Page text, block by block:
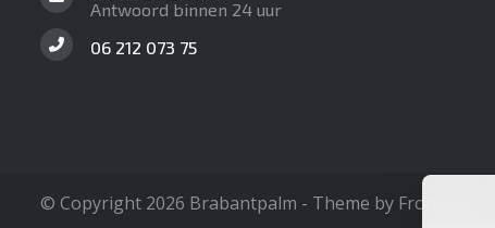
Antwoord binnen 24 uur
06 212 073 75
© Copyright 2026 Brabantpalm - Theme by Frontlabel